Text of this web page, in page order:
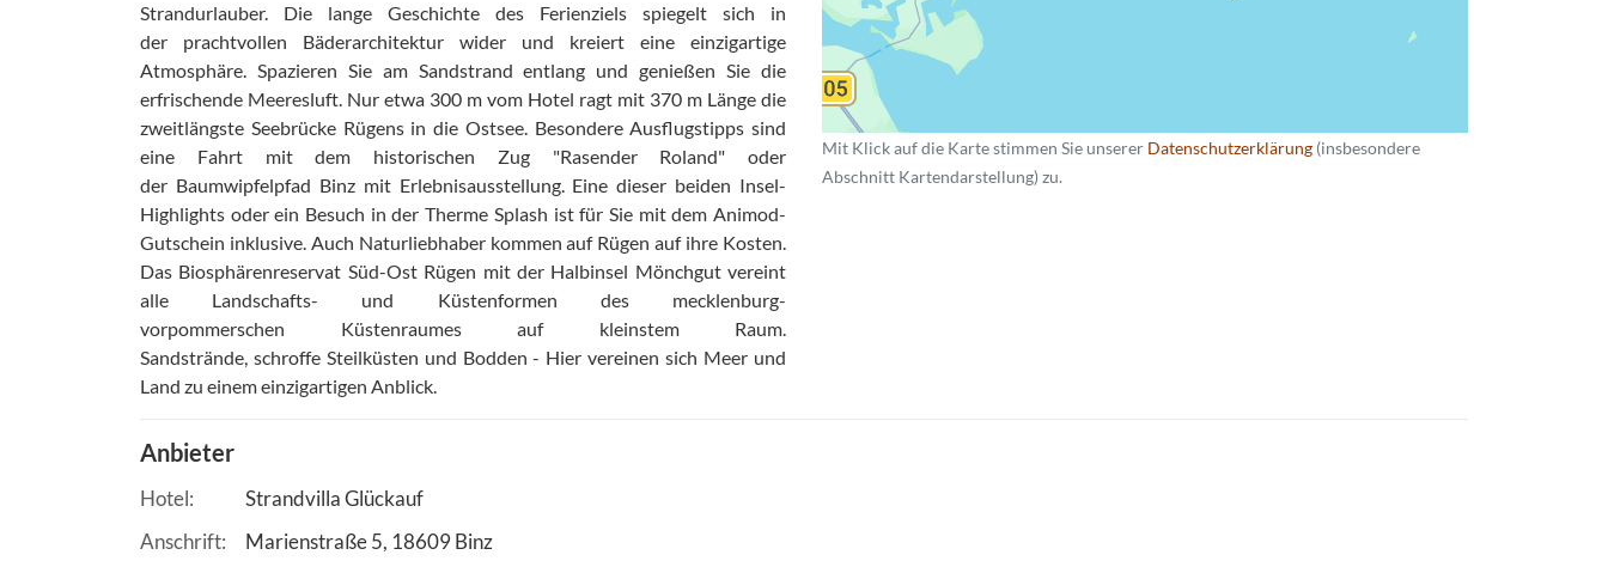
Strandurlauber. Die lange Geschichte des Ferienziels spiegelt sich in
der prachtvollen Bäderarchitektur wider und kreiert eine einzigartige
Atmosphäre. Spazieren Sie am Sandstrand entlang und genießen Sie die
erfrischende Meeresluft. Nur etwa 300 m vom Hotel ragt mit 370 m Länge die
zweitlängste Seebrücke Rügens in die Ostsee. Besondere Ausflugstipps sind
eine Fahrt mit dem historischen Zug "Rasender Roland" oder
der Baumwipfelpfad Binz mit Erlebnisausstellung. Eine dieser beiden Insel-
Highlights oder ein Besuch in der Therme Splash ist für Sie mit dem Animod-
Gutschein inklusive. Auch Naturliebhaber kommen auf Rügen auf ihre Kosten.
Das Biosphärenreservat Süd-Ost Rügen mit der Halbinsel Mönchgut vereint
alle Landschafts- und Küstenformen des mecklenburg-
vorpommerschen Küstenraumes auf kleinstem Raum.
Sandstrände, schroffe Steilküsten und Bodden - Hier vereinen sich Meer und
Land zu einem einzigartigen Anblick.
Mit Klick auf die Karte stimmen Sie unserer Datenschutzerklärung (insbesondere
Abschnitt Kartendarstellung) zu.
Anbieter
Hotel
Strandvilla Glückauf
Anschrift
Marienstraße 5 18609Binz